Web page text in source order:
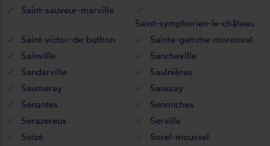
Saint-sauveur-marville
Saint-symphorien-le-château
Saint-victor-de-buthon
Sainte-gemme-moronval
Sainville
Sancheville
Sandarville
Saulnières
Saumeray
Saussay
Senantes
Senonches
Serazereux
Serville
Soizé
Sorel-moussel